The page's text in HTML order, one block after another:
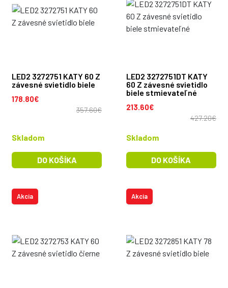
LED2 3272751 KATY 60 Z
závesné svietidlo biele
178.80€
357.60€
Skladom
DO KOŠÍKA
LED2 3272751DT KATY
60 Z závesné svietidlo
biele stmievateľné
213.60€
427.20€
Skladom
DO KOŠÍKA
Akcia Akcia